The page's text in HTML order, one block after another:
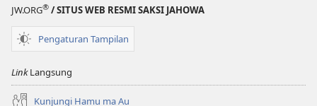
JW.ORG® / SITUS WEB RESMI SAKSI JAHOWA
Pengaturan Tampilan
LinkLangsung
Kunjungi Hamu ma Au